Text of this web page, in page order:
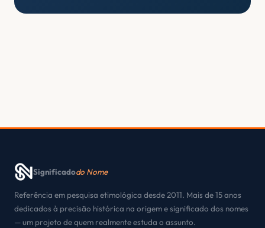
Significadodo Nome
Referência em pesquisa etimológica desde 2011. Mais de 15 anos
dedicados à precisão histórica na origem e significado dos nomes
— um projeto de quem realmente estuda o assunto.